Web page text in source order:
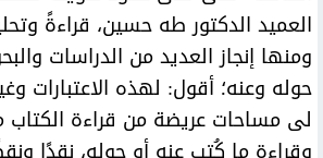
العميد الدكتور طه حسين، قراءةً
ومنها إنجاز العديد من الدراسات
حوله وعنه؛ أقول: لهذه الاعتبارات
لى مساحات عريضة من قراءة الكتاب